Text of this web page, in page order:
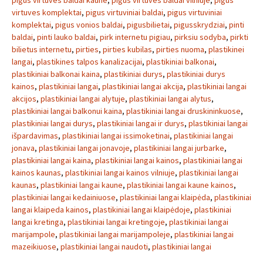
virtuves komplektai, pigus virtuviniai baldai, pigus virtuviniai
komplektai, pigus vonios baldai, pigusbilietai, pigusskrydziai, pinti
baldai, pinti lauko baldai, pirk internetu pigiau, pirksiu sodyba, pirkti
bilietus internetu, pirties, pirties kubilas, pirties nuoma, plastikinei
langai, plastikines talpos kanalizacijai, plastikiniai balkonai,
plastikiniai balkonai kaina, plastikiniai durys, plastikiniai durys
kainos, plastikiniai langai, plastikiniai langai akcija, plastikiniai langai
akcijos, plastikiniai langai alytuje, plastikiniai langai alytus,
plastikiniai langai balkonui kaina, plastikiniai langai druskininkuose,
plastikiniai langai durys, plastikiniai langai ir durys, plastikiniai langai
išpardavimas, plastikiniai langai issimoketinai, plastikiniai langai
jonava, plastikiniai langai jonavoje, plastikiniai langai jurbarke,
plastikiniai langai kaina, plastikiniai langai kainos, plastikiniai langai
kainos kaunas, plastikiniai langai kainos vilniuje, plastikiniai langai
kaunas, plastikiniai langai kaune, plastikiniai langai kaune kainos,
plastikiniai langai kedainiuose, plastikiniai langai klaipėda, plastikiniai
langai klaipeda kainos, plastikiniai langai klaipėdoje, plastikiniai
langai kretinga, plastikiniai langai kretingoje, plastikiniai langai
marijampole, plastikiniai langai marijampoleje, plastikiniai langai
mazeikiuose, plastikiniai langai naudoti, plastikiniai langai